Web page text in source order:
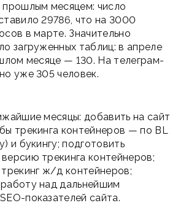
месяцем: число
29786, что на 3000
в марте. Значительно
загруженных таблиц: в апреле
месяце — 130. На телеграм-
уже 305 человек.
месяцы: добавить на сайт
трекинга контейнеров — по BL
и букингу; подготовить
трекинга контейнеров;
трекинг ж/д контейнеров;
над дальнейшим
показателей сайта.